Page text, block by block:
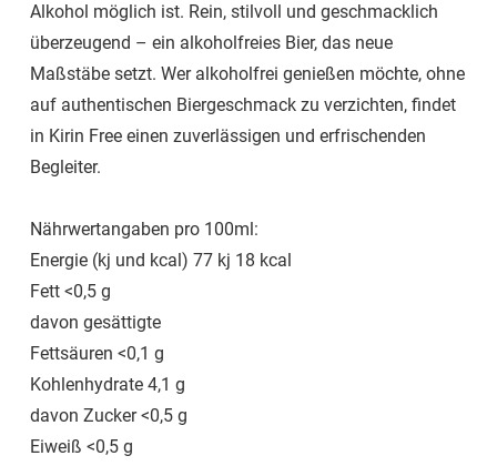
Alkohol möglich ist. Rein, stilvoll und geschmacklich
überzeugend – ein alkoholfreies Bier, das neue
Maßstäbe setzt. Wer alkoholfrei genießen möchte, ohne
auf authentischen Biergeschmack zu verzichten, findet
in Kirin Free einen zuverlässigen und erfrischenden
Begleiter.
Nährwertangaben pro 100ml:
Energie (kj und kcal) 77 kj 18 kcal
Fett <0,5 g
davon gesättigte
Fettsäuren <0,1 g
Kohlenhydrate 4,1 g
davon Zucker <0,5 g
Eiweiß <0,5 g